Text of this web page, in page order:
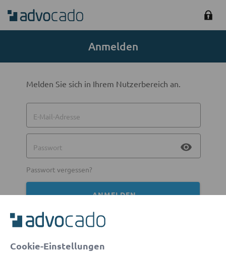
Anmelden
Melden Sie sich in Ihrem Nutzerbereich an.
E-Mail-Adresse
Passwort visibility
Passwort vergessen?
ANMELDEN
Cookie-Einstellungen